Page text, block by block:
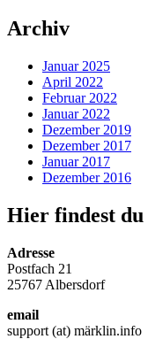
Archiv
Januar 2025
April 2022
Februar 2022
Januar 2022
Dezember 2019
Dezember 2017
Januar 2017
Dezember 2016
Hier findest du
Adresse
Postfach 21
25767 Albersdorf
email
support (at) märklin.info